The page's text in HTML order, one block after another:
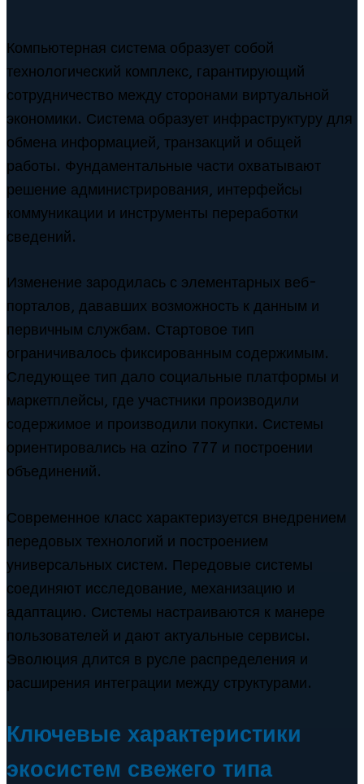
Компьютерная система образует собой
технологический комплекс, гарантирующий
сотрудничество между сторонами виртуальной
экономики. Система образует инфраструктуру для
обмена информацией, транзакций и общей
работы. Фундаментальные части охватывают
решение администрирования, интерфейсы
коммуникации и инструменты переработки
сведений.
Изменение зародилась с элементарных веб-
порталов, дававших возможность к данным и
первичным службам. Стартовое тип
ограничивалось фиксированным содержимым.
Следующее тип дало социальные платформы и
маркетплейсы, где участники производили
содержимое и производили покупки. Системы
ориентировались на azino 777 и построении
объединений.
Современное класс характеризуется внедрением
передовых технологий и построением
универсальных систем. Передовые системы
соединяют исследование, механизацию и
адаптацию. Системы настраиваются к манере
пользователей и дают актуальные сервисы.
Эволюция длится в русле распределения и
расширения интеграции между структурами.
Ключевые характеристики
экосистем свежего типа